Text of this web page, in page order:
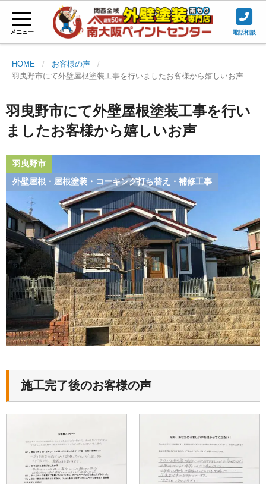
メニュー 電話相談
HOME
お客様の声
羽曳野市にて外壁屋根塗装工事を行いましたお客様から嬉しいお声
羽曳野市にて外壁屋根塗装工事を行い
ましたお客様から嬉しいお声
羽曳野市
外壁屋根・屋根塗装・コーキング打ち替え・補修工事
施工完了後のお客様の声